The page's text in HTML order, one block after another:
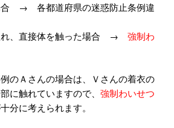
合 → 各都道府県の迷惑防止条例違
れ、直接体を触った場合 →強制わ
のＡさんの場合は、Ｖさんの着衣の
に触れていますので、強制わいせつ
分に考えられます。